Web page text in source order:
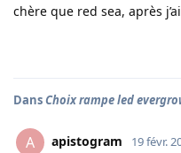
chère que red sea, après
DansChoix rampe led
A apistogram 19 févr.